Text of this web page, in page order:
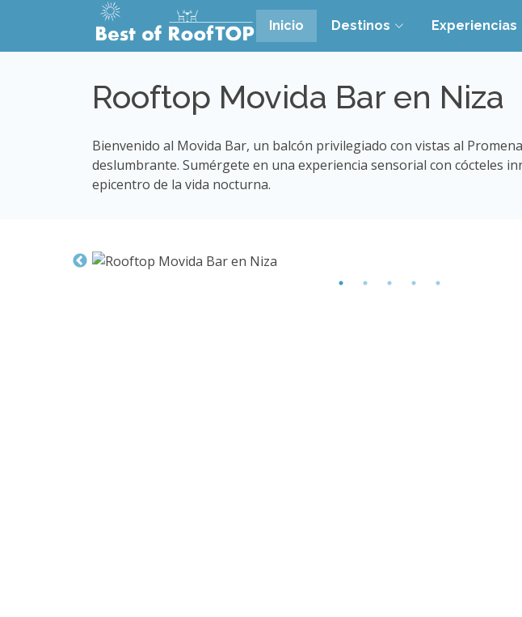
Inicio Destinos Experiencias
Rooftop Movida Bar en Niza
Bienvenido al Movida Bar, un balcón privilegiado con vistas al
deslumbrante. Sumérgete en una experiencia sensorial con cócteles
epicentro de la vida nocturna.